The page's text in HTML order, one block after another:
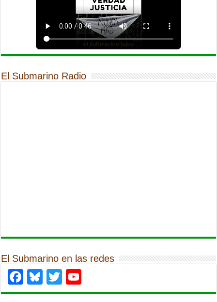
El Submarino Radio
El Submarino en las redes
Facebook
Bluesky
Twitter